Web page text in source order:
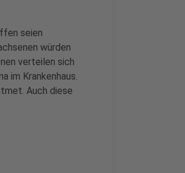
seien
würden
verteilen sich
im Krankenhaus.
Auch diese